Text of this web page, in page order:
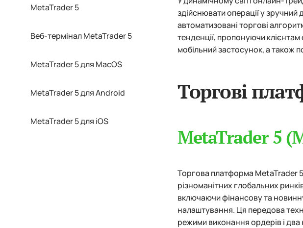
MetaTrader 5
Веб-термінал MetaTrader 5
MetaTrader 5 для MacOS
MetaTrader 5 для Android
MetaTrader 5 для iOS
здійснювати операції у
автоматизовані торгові
тенденції, пропонуючи
мобільний застосунок, а також
Торгові
MetaTrader 5
Торгова платформа MetaTrader
різноманітних глобальних
включаючи фінансову та
налаштування. Ця передова
режими виконання ордерів і два